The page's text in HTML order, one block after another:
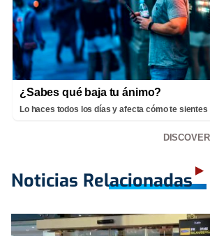
¿Sabes qué baja tu ánimo?
Lo haces todos los días y afecta cómo te sientes
Noticias Relacionadas